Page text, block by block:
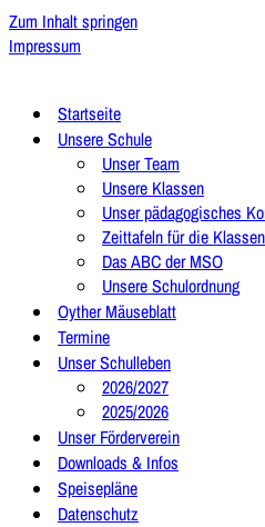
Zum Inhalt springen
Impressum
Startseite
Unsere Schule
Unser Team
Unsere Klassen
Unser pädagogisches
Zeittafeln für die
Das ABC der MSO
Unsere Schulordnung
Oyther Mäuseblatt
Termine
Unser Schulleben
2026/2027
2025/2026
Unser Förderverein
Downloads & Infos
Speisepläne
Datenschutz